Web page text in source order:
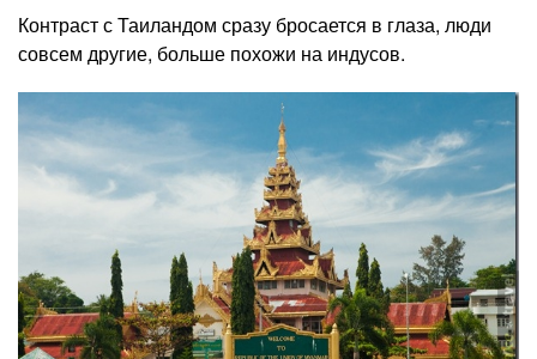
Контраст с Таиландом сразу бросается в глаза, люди
совсем другие, больше похожи на индусов.